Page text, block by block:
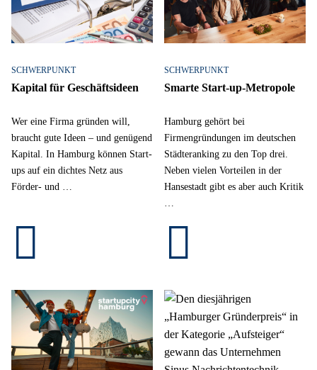
SCHWERPUNKT
Kapital für Geschäftsideen
Wer eine Firma gründen will,
braucht gute Ideen – und genügend
Kapital. In Hamburg können Start-
ups auf ein dichtes Netz aus
Förder- und …
SCHWERPUNKT
Smarte Start-up-Metropole
Hamburg gehört bei
Firmengründungen im deutschen
Städteranking zu den Top drei.
Neben vielen Vorteilen in der
Hansestadt gibt es aber auch Kritik